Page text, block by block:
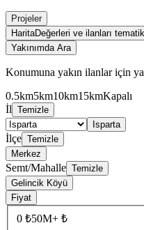
Projeler
HaritaDeğerleri ve ilanları
Yakınımda Ara
Konumuna yakın ilanlar için
0.5km5km10km15kmKapalı
İl Temizle
Isparta
İlçe Temizle
Merkez
Semt/Mahalle Temizle
Gelincik Köyü
Fiyat
0 ₺50M+ ₺